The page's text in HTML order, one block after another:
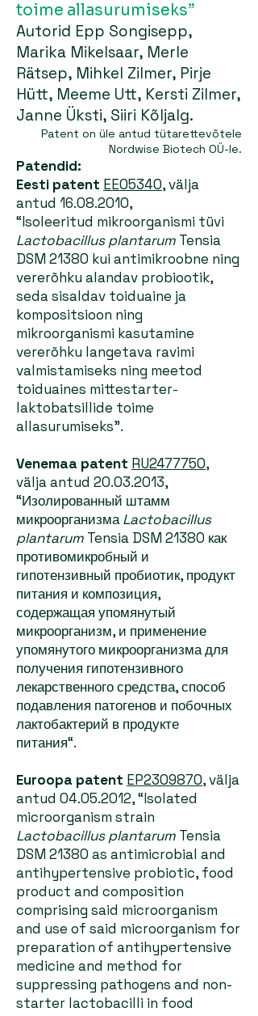
toime allasurumiseks”
Autorid Epp Songisepp,
Marika Mikelsaar, Merle
Rätsep, Mihkel Zilmer, Pirje
Hütt, Meeme Utt, Kersti Zilmer,
Janne Üksti, Siiri Kõljalg.
Patent on üle antud tütarettevõtele
Nordwise Biotech OÜ-le.
Patendid:
Eesti patent EE05340, välja
antud 16.08.2010,
“Isoleeritud mikroorganismi tüvi
Lactobacillus plantarum Tensia
DSM 21380 kui antimikroobne ning
vererõhku alandav probiootik,
seda sisaldav toiduaine ja
kompositsioon ning
mikroorganismi kasutamine
vererõhku langetava ravimi
valmistamiseks ning meetod
toiduaines mittestarter-
laktobatsillide toime
allasurumiseks”.
Venemaa patent RU2477750,
välja antud 20.03.2013,
“Изолированный штамм
микроорганизмаLactobacillus
plantarum Tensia DSM 21380 как
противомикробный и
гипотензивный пробиотик, продукт
питания и композиция,
содержащая упомянутый
микроорганизм, и применение
упомянутого микроорганизма для
получения гипотензивного
лекарственного средства, способ
подавления патогенов и побочных
лактобактерий в продукте
питания“.
Euroopa patent EP2309870, välja
antud 04.05.2012, “Isolated
microorganism strain
Lactobacillus plantarum Tensia
DSM 21380 as antimicrobial and
antihypertensive probiotic, food
product and composition
comprising said microorganism
and use of said microorganism for
preparation of antihypertensive
medicine and method for
suppressing pathogens and non-
starter lactobacilli in food